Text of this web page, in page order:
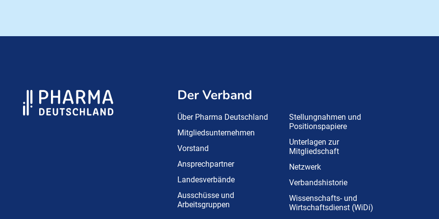
Der Verband
Über Pharma Deutschland
Mitgliedsunternehmen
Vorstand
Ansprechpartner
Landesverbände
Ausschüsse und
Arbeitsgruppen
Stellungnahmen und
Positionspapiere
Unterlagen zur
Mitgliedschaft
Netzwerk
Verbandshistorie
Wissenschafts- und
Wirtschaftsdienst (WiDi)